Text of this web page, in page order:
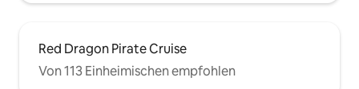
Red Dragon Pirate Cruise
Von 113 Einheimischen empfohlen